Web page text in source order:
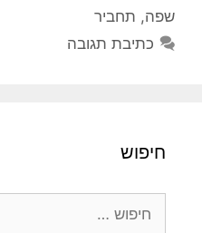
שפה, תחביר
כתיבת תגובה
חיפוש